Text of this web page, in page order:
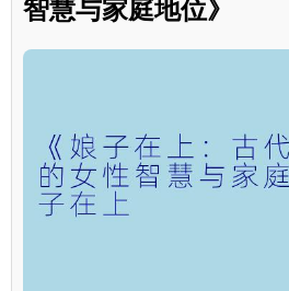
智慧与家庭地位》